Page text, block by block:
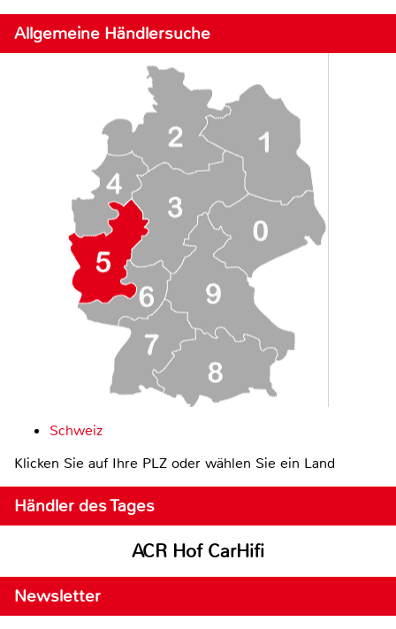
Allgemeine Händlersuche
Schweiz
Klicken Sie auf Ihre PLZ oder wählen Sie ein Land
Händler des Tages
ACR Hof CarHifi
Newsletter